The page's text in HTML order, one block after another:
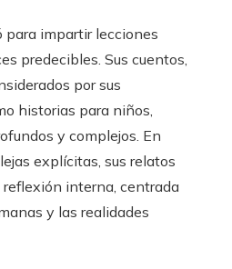
impartir lecciones
predecibles. Sus cuentos,
por sus
historias para niños,
y complejos. En
explícitas, sus relatos
interna, centrada
y las realidades